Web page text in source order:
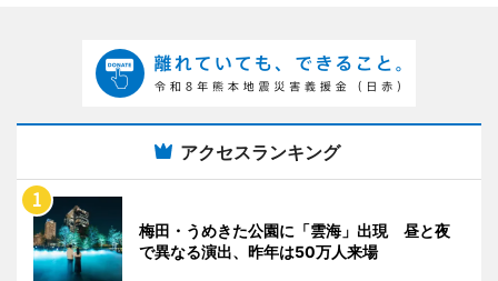
アクセスランキング
梅田・うめきた公園に「雲海」出現 昼と夜
で異なる演出、昨年は50万人来場